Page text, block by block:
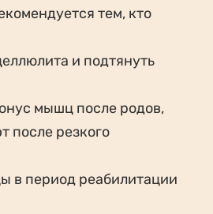
тем, кто
и подтянуть
мышц после родов,
после резкого
в период реабилитации